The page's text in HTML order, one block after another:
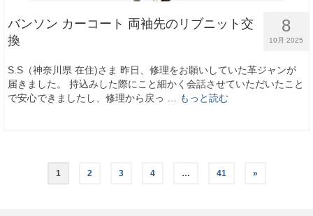
8
10月 2025
バンソン カーコート 両袖先のリブニット交
換
S.S（神奈川県 在住)さま 昨日、修理をお願いしていた革ジャンが
届きました。 持込みした際にこと細かく会話させていただいたこと
で安心できましたし、修理から戻っ …
もっと読む
1 2 3 4 … 41 »